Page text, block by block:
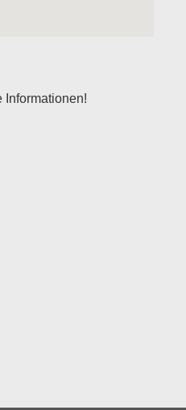
Informationen!